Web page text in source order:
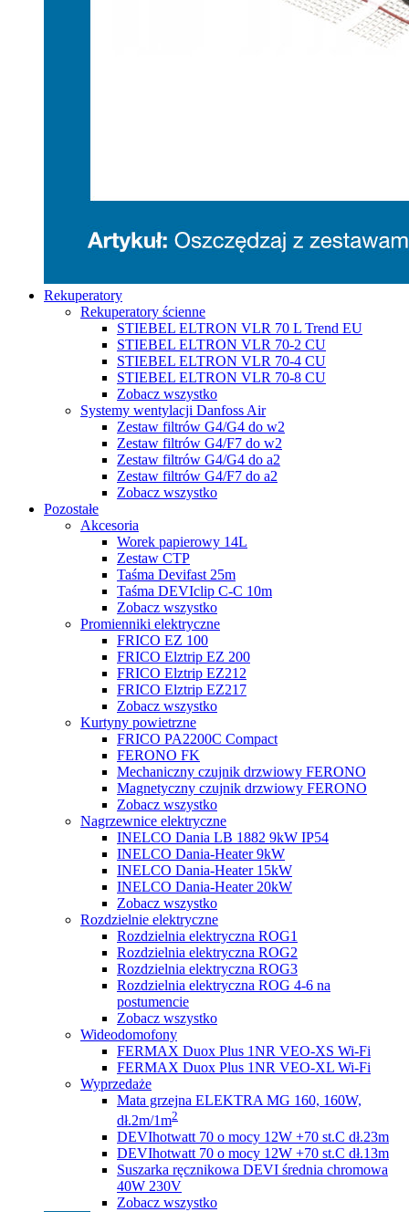
Rekuperatory
Rekuperatory ścienne
STIEBEL ELTRON VLR 70 L Trend EU
STIEBEL ELTRON VLR 70-2 CU
STIEBEL ELTRON VLR 70-4 CU
STIEBEL ELTRON VLR 70-8 CU
Zobacz wszystko
Systemy wentylacji Danfoss Air
Zestaw filtrów G4/G4 do w2
Zestaw filtrów G4/F7 do w2
Zestaw filtrów G4/G4 do a2
Zestaw filtrów G4/F7 do a2
Zobacz wszystko
Pozostałe
Akcesoria
Worek papierowy 14L
Zestaw CTP
Taśma Devifast 25m
Taśma DEVIclip C-C 10m
Zobacz wszystko
Promienniki elektryczne
FRICO EZ 100
FRICO Elztrip EZ 200
FRICO Elztrip EZ212
FRICO Elztrip EZ217
Zobacz wszystko
Kurtyny powietrzne
FRICO PA2200C Compact
FERONO FK
Mechaniczny czujnik drzwiowy FERONO
Magnetyczny czujnik drzwiowy FERONO
Zobacz wszystko
Nagrzewnice elektryczne
INELCO Dania LB 1882 9kW IP54
INELCO Dania-Heater 9kW
INELCO Dania-Heater 15kW
INELCO Dania-Heater 20kW
Zobacz wszystko
Rozdzielnie elektryczne
Rozdzielnia elektryczna ROG1
Rozdzielnia elektryczna ROG2
Rozdzielnia elektryczna ROG3
Rozdzielnia elektryczna ROG 4-6 na
postumencie
Zobacz wszystko
Wideodomofony
FERMAX Duox Plus 1NR VEO-XS Wi-Fi
FERMAX Duox Plus 1NR VEO-XL Wi-Fi
Wyprzedaże
Mata grzejna ELEKTRA MG 160, 160W,
dł.2m/1m2
DEVIhotwatt 70 o mocy 12W +70 st.C dł.23m
DEVIhotwatt 70 o mocy 12W +70 st.C dł.13m
Suszarka ręcznikowa DEVI średnia chromowa
40W 230V
Zobacz wszystko